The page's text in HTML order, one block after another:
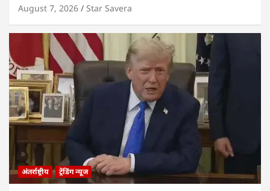
August 7, 2026 Star Savera
अंतर्राष्ट्रीय ट्रेंडिंग न्यूज